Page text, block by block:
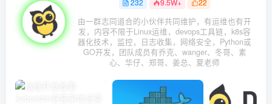
232 9.5W+ 22
由一群志同道合的小伙伴共同维护，有运维也有开
发，内容不限于Linux运维，devops工具链，k8s容
器化技术，监控，日志收集，网络安全，Python或
GO开发，团队成员有乔克、wanger、冬哥、素
心、华仔、郑哥、姜总、夏老师